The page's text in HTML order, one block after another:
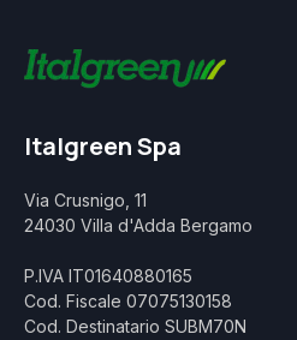
Italgreen Spa
Via Crusnigo, 11
24030 Villa d'Adda Bergamo
P.IVA IT01640880165
Cod. Fiscale 07075130158
Cod. Destinatario SUBM70N